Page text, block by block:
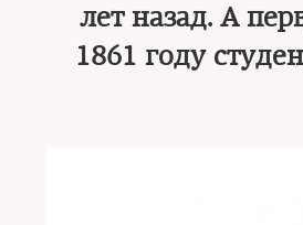
лет назад. А
1861 году